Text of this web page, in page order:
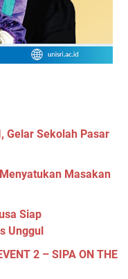
Gelar Sekolah Pasar
Masakan
Siap
Unggul
2 – SIPA ON THE